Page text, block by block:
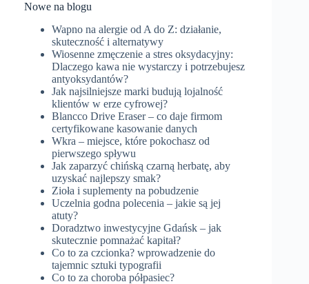
Nowe na blogu
Wapno na alergie od A do Z: działanie,
skuteczność i alternatywy
Wiosenne zmęczenie a stres oksydacyjny:
Dlaczego kawa nie wystarczy i potrzebujesz
antyoksydantów?
Jak najsilniejsze marki budują lojalność
klientów w erze cyfrowej?
Blancco Drive Eraser – co daje firmom
certyfikowane kasowanie danych
Wkra – miejsce, które pokochasz od
pierwszego spływu
Jak zaparzyć chińską czarną herbatę, aby
uzyskać najlepszy smak?
Zioła i suplementy na pobudzenie
Uczelnia godna polecenia – jakie są jej
atuty?
Doradztwo inwestycyjne Gdańsk – jak
skutecznie pomnażać kapitał?
Co to za czcionka? wprowadzenie do
tajemnic sztuki typografii
Co to za choroba półpasiec?